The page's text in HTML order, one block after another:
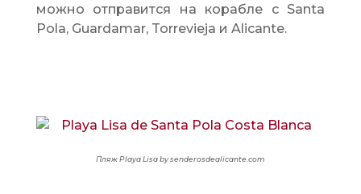
можно отправится на корабле с Santa
Pola, Guardamar, Torrevieja и Alicante.
ПляжPlaya Lisa by senderosdealicante.com